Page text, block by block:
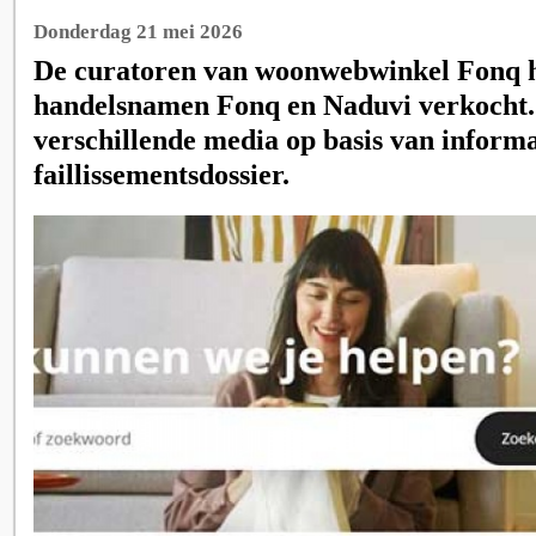
Donderdag 21 mei 2026
De curatoren van woonwebwinkel Fonq
handelsnamen Fonq en Naduvi
verschillende media op basis van
faillissementsdossier.